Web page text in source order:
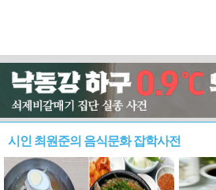
시인 최원준의 음식문화 잡학사전